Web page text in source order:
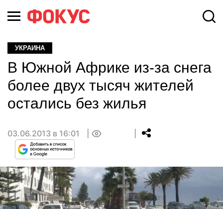
УКРАИНА
В Южной Африке из-за снега
более двух тысяч жителей
остались без жилья
03.06.2013 в 16:01